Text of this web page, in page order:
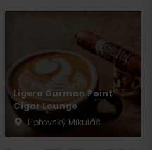
Ligero Gurman Point
Cigar Lounge
Liptovský Mikuláš